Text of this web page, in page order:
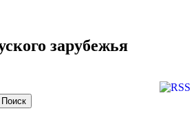
зарубежья